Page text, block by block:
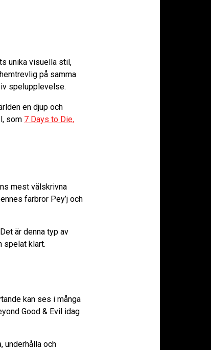
unika visuella stil,
på samma
spelupplevelse.
en djup och
som 7 Days to Die,
mest välskrivna
farbror Pey’j och
är denna typ av
spelat klart.
kan ses i många
Good & Evil idag
underhålla och